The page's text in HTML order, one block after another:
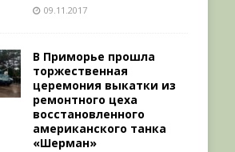
09.11.2017
В Приморье прошла
торжественная
церемония выкатки из
ремонтного цеха
восстановленного
американского танка
«Шерман»